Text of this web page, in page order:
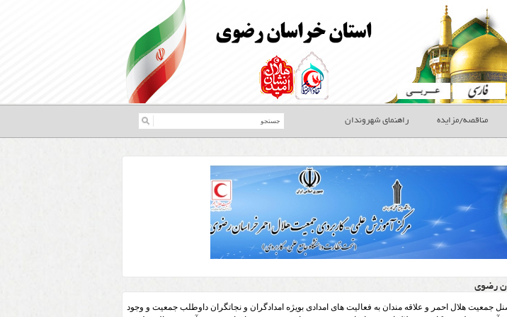
مناقصه/مزایده راهنمای شهروندان
رضوی
جمعیت هلال احمر و علاقه مندان به فعالیت های امدادی بویژه امدادگران و نجاتگران داوطلب جمعیت و وجود